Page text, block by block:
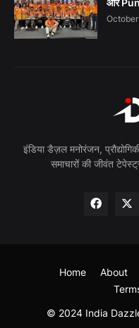
इंडिया डैज़ल मनोरंजन,
समाचारों की जीवंत
© 2024 India
Home About